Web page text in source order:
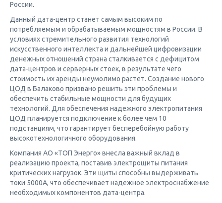
России.
Данный дата-центр станет самым высоким по
потребляемым и обрабатываемым мощностям в России. В
условиях стремительного развития технологий
искусственного интеллекта и дальнейшей цифровизации
денежных отношений страна сталкивается с дефицитом
дата-центров и серверных стоек, в результате чего
стоимость их аренды неумолимо растет. Создание нового
ЦОД в Балаково призвано решить эти проблемы и
обеспечить стабильные мощности для будущих
технологий. Для обеспечения надежного электропитания
ЦОД планируется подключение к более чем 10
подстанциям, что гарантирует бесперебойную работу
высокотехнологичного оборудования.
Компания АО «ТОП Энерго» внесла важный вклад в
реализацию проекта, поставив электрощиты питания
критических нагрузок. Эти щиты способны выдерживать
токи 5000А, что обеспечивает надежное электроснабжение
необходимых компонентов дата-центра.